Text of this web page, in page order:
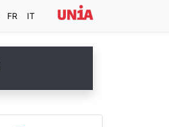
FR IT